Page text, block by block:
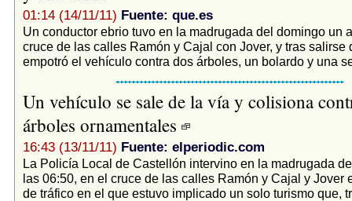
01:14 (14/11/11) Fuente: que.es
Un conductor ebrio tuvo en la madrugada del domingo un
cruce de las calles Ramón y Cajal con Jover, y tras salirse
empotró el vehículo contra dos árboles, un bolardo y una
Un vehículo se sale de la vía y colisiona
árboles ornamentales
16:43 (13/11/11) Fuente: elperiodic.com
La Policía Local de Castellón intervino en la madrugada
las 06:50, en el cruce de las calles Ramón y Cajal y Jover
de tráfico en el que estuvo implicado un solo turismo que,